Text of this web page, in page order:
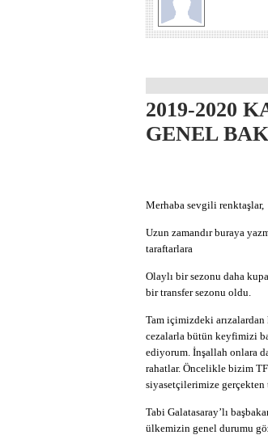
2019-2020
GENEL
Merhaba sevgili renktaşlar,
Uzun zamandır buraya
taraftarlara
Olaylı bir sezonu daha
bir transfer sezonu oldu.
Tam içimizdeki
cezalarla bütün keyfimizi
ediyorum. İnşallah onlara
rahatlar. Öncelikle bizim
siyasetçilerimize gerçekten
Tabi Galatasaray’lı
ülkemizin genel durumu